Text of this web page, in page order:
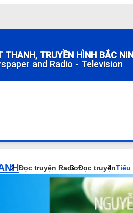
THANH, TRUYỀN HÌNH BẮC
and Radio - Television
Đọc truyện RadioĐọc truyệnTiểu